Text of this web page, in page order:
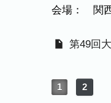
会場： 関
第49回
1 2